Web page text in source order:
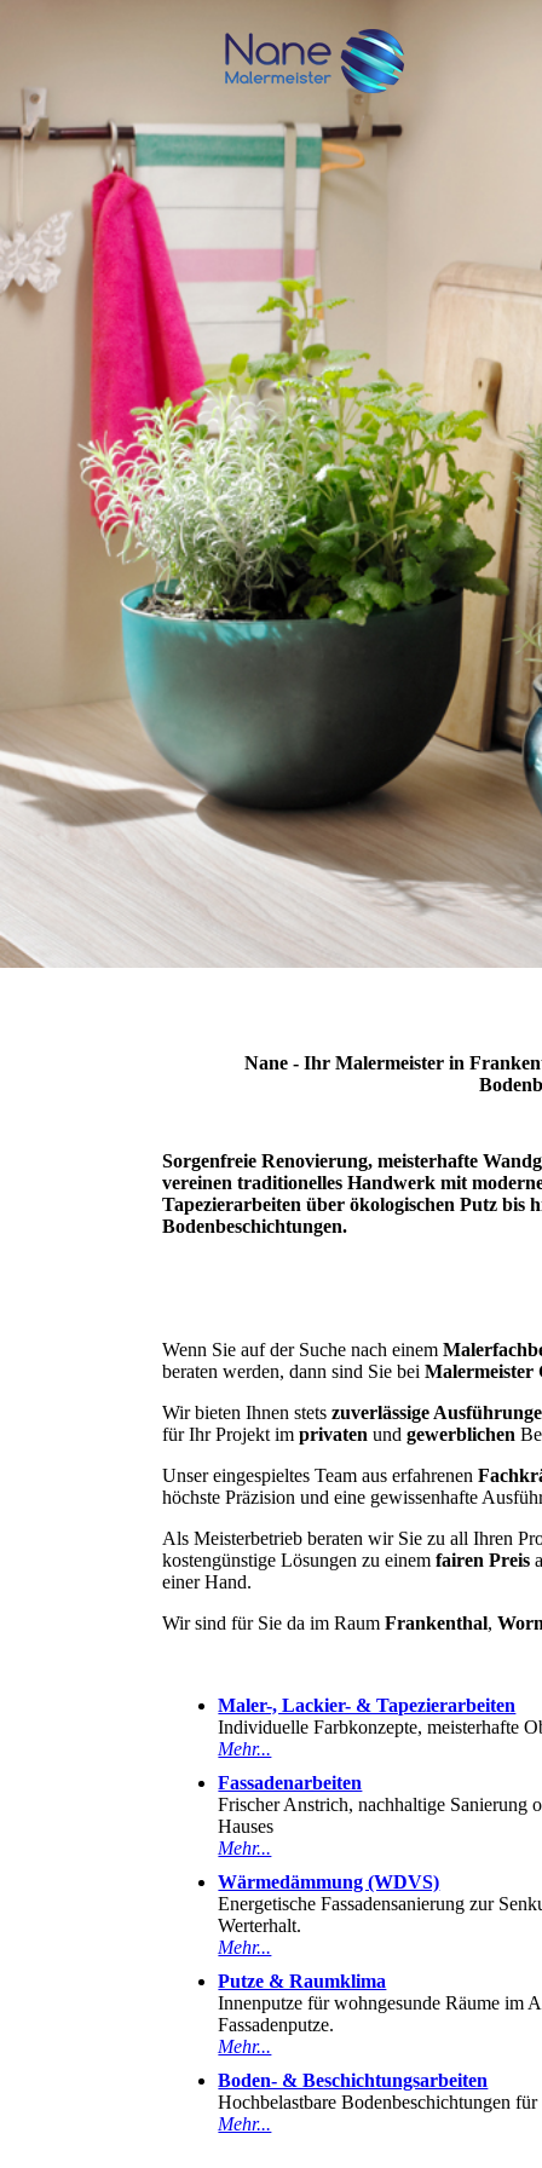
Nane - Ihr Malermeister in
Sorgenfreie Renovierung, meisterhafte
vereinen traditionelles Handwerk mit
Tapezierarbeiten über ökologischen Putz bis
Bodenbeschichtungen.
Wenn Sie auf der Suche nach einem
beraten werden, dann sind Sie beiMalermeister
Wir bieten Ihnen stetszuverlässige
für Ihr Projekt imprivaten undgewerblichen
Unser eingespieltes Team aus erfahrenen
höchste Präzision und eine gewissenhafte
Als Meisterbetrieb beraten wir Sie zu all Ihren
kostengünstige Lösungen zu einemfairen Preis
einer Hand.
Wir sind für Sie da im RaumFrankenthal,
Maler-, Lackier- & Tapezierarbeiten
Individuelle Farbkonzepte, meisterhafte
Mehr...
Fassadenarbeiten
Frischer Anstrich, nachhaltige Sanierung
Hauses
Mehr...
Wärmedämmung (WDVS)
Energetische Fassadensanierung zur
Werterhalt.
Mehr...
Putze & Raumklima
Innenputze für wohngesunde Räume im
Fassadenputze.
Mehr...
Boden- & Beschichtungsarbeiten
Hochbelastbare Bodenbeschichtungen
Mehr...